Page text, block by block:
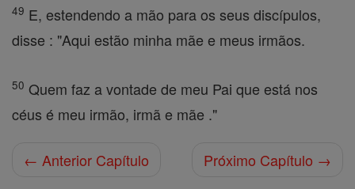
49 E, estendendo a mão para os seus discípulos,
disse : "Aqui estão minha mãe e meus irmãos.
50 Quem faz a vontade de meu Pai que está nos
céus é meu irmão, irmã e mãe ."
← Anterior Capítulo
Próximo Capítulo →